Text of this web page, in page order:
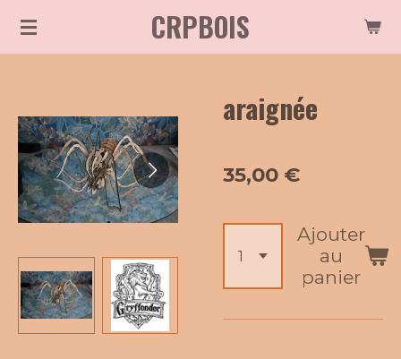
Passer
CRPBOIS
araignée
35,00 €
Ajouter
au
panier